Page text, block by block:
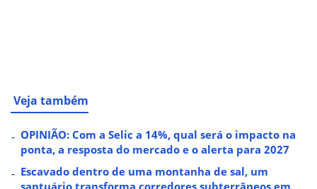
Veja também
OPINIÃO: Com a Selic a 14%, qual será o impacto na
ponta, a resposta do mercado e o alerta para 2027
Escavado dentro de uma montanha de sal, um